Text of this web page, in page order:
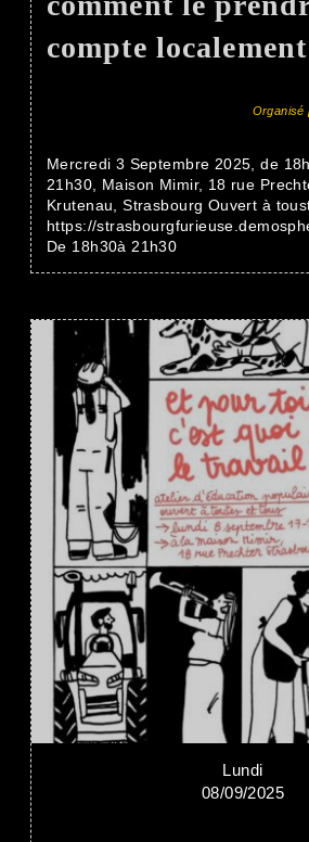
compte
Mercredi 3 Septembre 2025, de
21h30, Maison Mimir, 18 rue
Krutenau, Strasbourg Ouvert à
https://
De 18h30à 21h30
Lundi
08/09/2025